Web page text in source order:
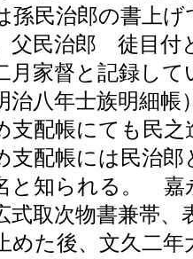
孫民治郎の書上
父民治郎 徒目付
月家督と記録し
治八年士族明細
支配帳にても民
支配帳には民治
と知られる。 嘉
式取次物書兼帯、
めた後、文久二